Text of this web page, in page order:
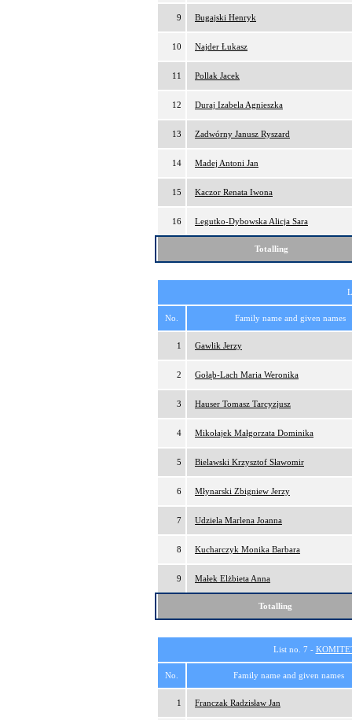
9 Bugajski Henryk
10 Najder Łukasz
11 Pollak Jacek
12 Duraj Izabela Agnieszka
13 Zadwórny Janusz Ryszard
14 Madej Antoni Jan
15 Kaczor Renata Iwona
16 Legutko-Dybowska Alicja Sara
Totalling
No. Family name and given names
1 Gawlik Jerzy
2 Gołąb-Lach Maria Weronika
3 Hauser Tomasz Tarcyzjusz
4 Mikołajek Małgorzata Dominika
5 Bielawski Krzysztof Sławomir
6 Młynarski Zbigniew Jerzy
7 Udziela Marlena Joanna
8 Kucharczyk Monika Barbara
9 Małek Elżbieta Anna
Totalling
List no. 7 -
No. Family name and given names
1 Franczak Radzisław Jan